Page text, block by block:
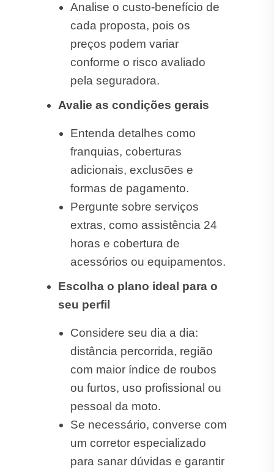
Analise o custo-benefício de
cada proposta, pois os
preços podem variar
conforme o risco avaliado
pela seguradora.
Avalie as condições gerais
Entenda detalhes como
franquias, coberturas
adicionais, exclusões e
formas de pagamento.
Pergunte sobre serviços
extras, como assistência 24
horas e cobertura de
acessórios ou equipamentos.
Escolha o plano ideal para o
seu perfil
Considere seu dia a dia:
distância percorrida, região
com maior índice de roubos
ou furtos, uso profissional ou
pessoal da moto.
Se necessário, converse com
um corretor especializado
para sanar dúvidas e garantir